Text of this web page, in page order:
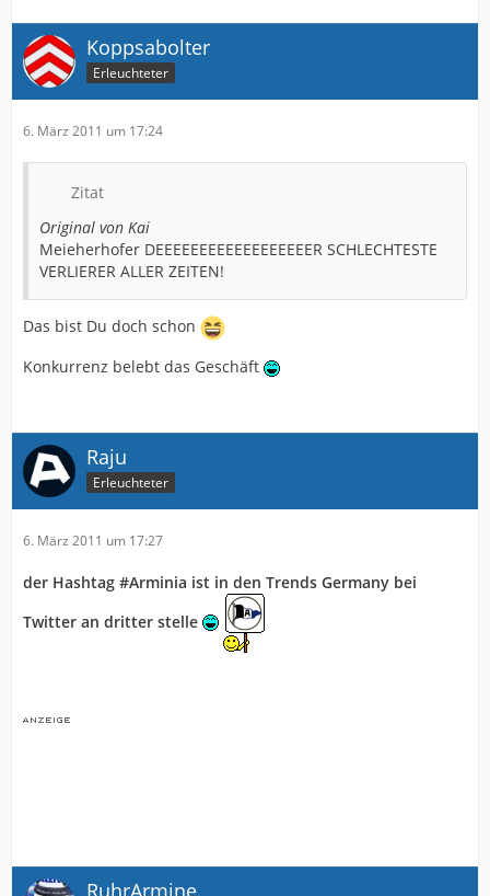
Koppsabolter
Erleuchteter
6. März 2011 um 17:24
Zitat
Original von Kai
Meieherhofer DEEEEEEEEEEEEEEEEEER SCHLECHTESTE
VERLIERER ALLER ZEITEN!
Das bist Du doch schon
Konkurrenz belebt das Geschäft
Raju
Erleuchteter
6. März 2011 um 17:27
der Hashtag #Arminia ist in den Trends Germany bei
Twitter an dritter stelle
RuhrArmine